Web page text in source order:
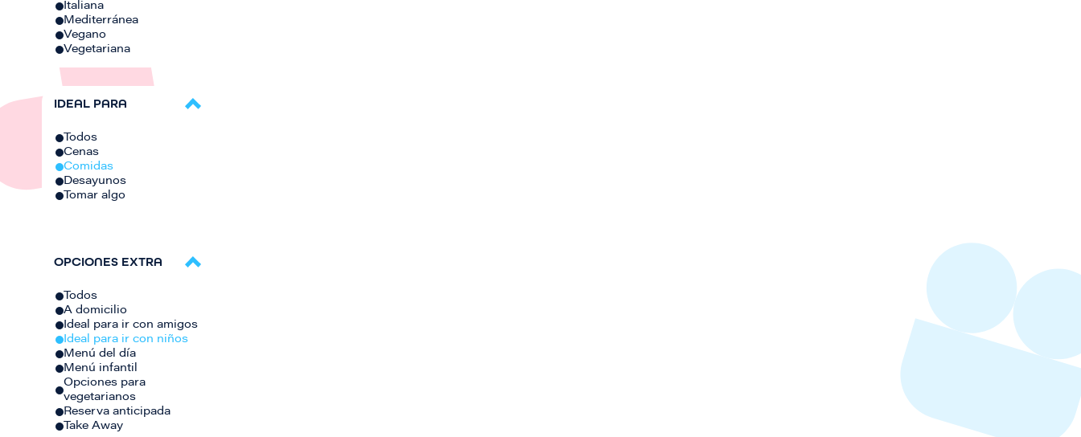
Italiana
Mediterránea
Vegano
Vegetariana
IDEAL PARA
Todos
Cenas
Comidas
Desayunos
Tomar algo
OPCIONES EXTRA
Todos
A domicilio
Ideal para ir con amigos
Ideal para ir con niños
Menú del día
Menú infantil
Opciones para
vegetarianos
Reserva anticipada
Take Away